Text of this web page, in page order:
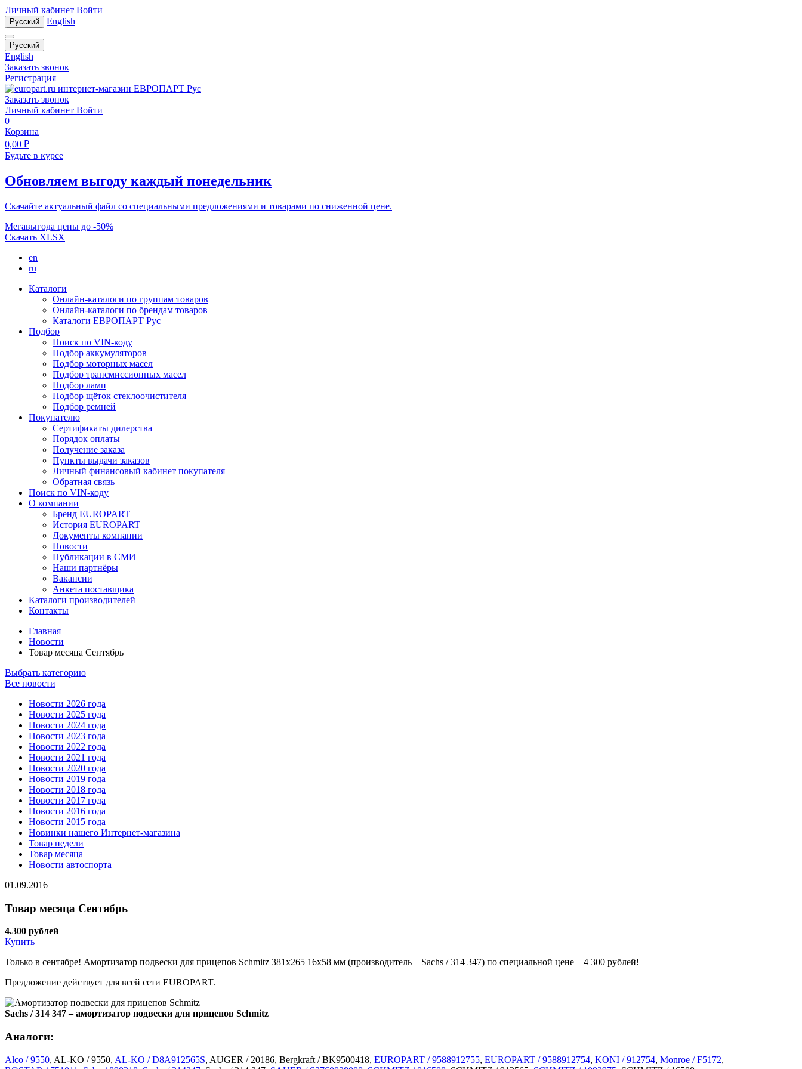
Личный кабинет Войти
Русский English
Русский
English
Заказать звонок
Регистрация
Заказать звонок
Личный кабинет Войти
0
Корзина
0,00 ₽
Будьте в курсе
Обновляем выгоду каждый понедельник
Скачайте актуальный файл со специальными предложениями и товарами по сниженной цене.
Мегавыгода цены до -50%
Скачать XLSX
en
ru
Каталоги
Онлайн-каталоги по группам товаров
Онлайн-каталоги по брендам товаров
Каталоги ЕВРОПАРТ Рус
Подбор
Поиск по VIN-коду
Подбор аккумуляторов
Подбор моторных масел
Подбор трансмиссионных масел
Подбор ламп
Подбор щёток стеклоочистителя
Подбор ремней
Покупателю
Сертификаты дилерства
Порядок оплаты
Получение заказа
Пункты выдачи заказов
Личный финансовый кабинет покупателя
Обратная связь
Поиск по VIN-коду
О компании
Бренд EUROPART
История EUROPART
Документы компании
Новости
Публикации в СМИ
Наши партнёры
Вакансии
Анкета поставщика
Каталоги производителей
Контакты
Главная
Новости
Товар месяца Сентябрь
Выбрать категорию
Все новости
Новости 2026 года
Новости 2025 года
Новости 2024 года
Новости 2023 года
Новости 2022 года
Новости 2021 года
Новости 2020 года
Новости 2019 года
Новости 2018 года
Новости 2017 года
Новости 2016 года
Новости 2015 года
Новинки нашего Интернет-магазина
Товар недели
Товар месяца
Новости автоспорта
01.09.2016
Товар месяца Сентябрь
4.300 рублей
Купить
Только в сентябре! Амортизатор подвески для прицепов Schmitz 381х265 16х58 мм (производитель – Sachs / 314 347) по специальной цене – 4 300 рублей!
Предложение действует для всей сети EUROPART.
Sachs / 314 347 – амортизатор подвески для прицепов Schmitz
Аналоги:
Alco / 9550, AL-KO / 9550, AL-KO / D8A912565S, AUGER / 20186, Bergkraft / BK9500418, EUROPART / 9588912755, EUROPART / 9588912754, KONI / 912754, Monroe / F5172,